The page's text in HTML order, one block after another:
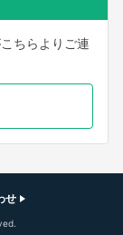
ちらよりご連
せ